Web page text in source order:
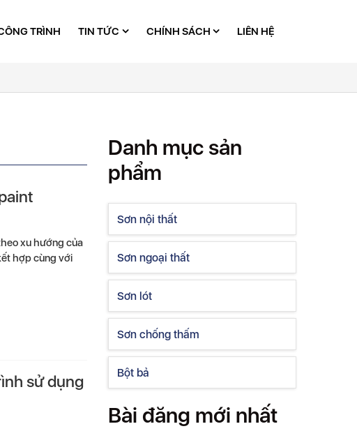
TRÌNH TIN TỨC CHÍNH SÁCH LIÊN HỆ
xu hướng của
hợp cùng với
sử dụng
Danh mục sản
phẩm
Sơn nội thất
Sơn ngoại thất
Sơn lót
Sơn chống thấm
Bột bả
Bài đăng mới nhất